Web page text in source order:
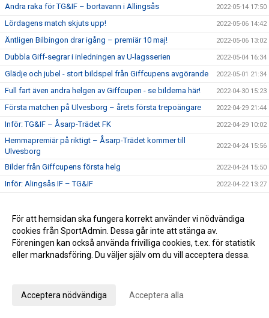
Andra raka för TG&IF – bortavann i Allingsås 2022-05-14 17:50
Lördagens match skjuts upp! 2022-05-06 14:42
Äntligen Bilbingon drar igång – premiär 10 maj! 2022-05-06 13:02
Dubbla Giff-segrar i inledningen av U-lagsserien 2022-05-04 16:34
Glädje och jubel - stort bildspel från Giffcupens avgörande 2022-05-01 21:34
Full fart även andra helgen av Giffcupen - se bilderna här! 2022-04-30 15:23
Första matchen på Ulvesborg – årets första trepoängare 2022-04-29 21:44
Inför: TG&IF – Åsarp-Trädet FK 2022-04-29 10:02
Hemmapremiär på riktigt – Åsarp-Trädet kommer till
Ulvesborg
2022-04-24 15:56
Bilder från Giffcupens första helg 2022-04-24 15:50
Inför: Alingsås IF – TG&IF 2022-04-22 13:27
Inför: TG&IF – Brålanda IF 2022-04-15 11:09
Ny tid på hemmapremiären 2022-04-11 19:33
Höjdpunkter från premiären mot Holmalunds IF 2022-04-08 22:53
Än finns chans att köpa Vårtips
För att hemsidan ska fungera korrekt använder vi nödvändiga
cookies från SportAdmin. Dessa går inte att stänga av.
Föreningen kan också använda frivilliga cookies, t.ex. för statistik
eller marknadsföring. Du väljer själv om du vill acceptera dessa.
Acceptera nödvändiga Acceptera alla